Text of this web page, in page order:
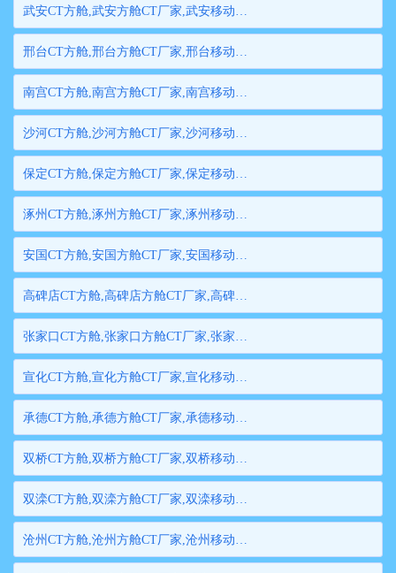
武安CT方舱,武安方舱CT厂家,武安移动方舱CT,武安医用CT方舱,武安方舱式CT,武安方舱CT
邢台CT方舱,邢台方舱CT厂家,邢台移动方舱CT,邢台医用CT方舱,邢台方舱式CT,邢台方舱CT
南宫CT方舱,南宫方舱CT厂家,南宫移动方舱CT,南宫医用CT方舱,南宫方舱式CT,南宫方舱CT
沙河CT方舱,沙河方舱CT厂家,沙河移动方舱CT,沙河医用CT方舱,沙河方舱式CT,沙河方舱CT
保定CT方舱,保定方舱CT厂家,保定移动方舱CT,保定医用CT方舱,保定方舱式CT,保定方舱CT
涿州CT方舱,涿州方舱CT厂家,涿州移动方舱CT,涿州医用CT方舱,涿州方舱式CT,涿州方舱CT
安国CT方舱,安国方舱CT厂家,安国移动方舱CT,安国医用CT方舱,安国方舱式CT,安国方舱CT
高碑店CT方舱,高碑店方舱CT厂家,高碑店移动方舱CT,高碑店医用CT方舱,高碑店方舱式CT,高碑店方舱CT
张家口CT方舱,张家口方舱CT厂家,张家口移动方舱CT,张家口医用CT方舱,张家口方舱式CT,张家口方舱CT
宣化CT方舱,宣化方舱CT厂家,宣化移动方舱CT,宣化医用CT方舱,宣化方舱式CT,宣化方舱CT
承德CT方舱,承德方舱CT厂家,承德移动方舱CT,承德医用CT方舱,承德方舱式CT,承德方舱CT
双桥CT方舱,双桥方舱CT厂家,双桥移动方舱CT,双桥医用CT方舱,双桥方舱式CT,双桥方舱CT
双滦CT方舱,双滦方舱CT厂家,双滦移动方舱CT,双滦医用CT方舱,双滦方舱式CT,双滦方舱CT
沧州CT方舱,沧州方舱CT厂家,沧州移动方舱CT,沧州医用CT方舱,沧州方舱式CT,沧州方舱CT